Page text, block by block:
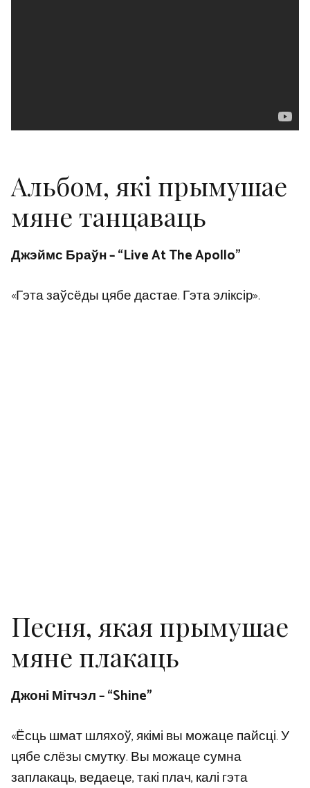
Альбом, які прымушае
мяне танцаваць
Джэймс Браўн – “Live At The Apollo”
«Гэта заўсёды цябе дастае. Гэта эліксір».
Песня, якая прымушае
мяне плакаць
Джоні Мітчэл – “Shine”
«Ёсць шмат шляхоў, якімі вы можаце пайсці. У
цябе слёзы смутку. Вы можаце сумна
заплакаць, ведаеце, такі плач, калі гэта